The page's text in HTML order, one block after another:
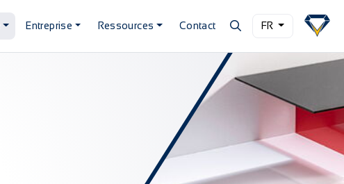
Entreprise Ressources Contact FR